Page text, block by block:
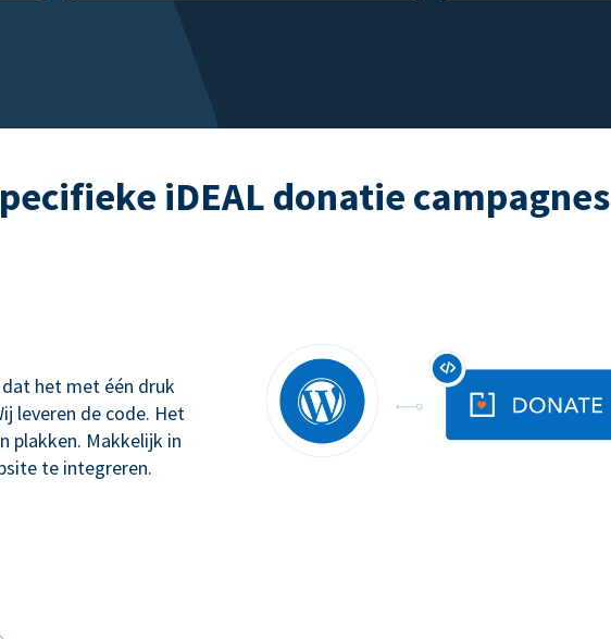
iDEAL donatie campagnes
het met één druk
leveren de code. Het
plakken. Makkelijk in
te integreren.